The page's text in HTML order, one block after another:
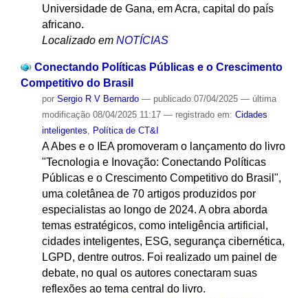
Universidade de Gana, em Acra, capital do país
africano.
Localizado em NOTÍCIAS
Conectando Políticas Públicas e o Crescimento
Competitivo do Brasil
por Sergio R V Bernardo — publicado07/04/2025 — última
modificação08/04/2025 11:17 — registrado em: Cidades
inteligentes, Política de CT&I
A Abes e o IEA promoveram o lançamento do livro
"Tecnologia e Inovação: Conectando Políticas
Públicas e o Crescimento Competitivo do Brasil",
uma coletânea de 70 artigos produzidos por
especialistas ao longo de 2024. A obra aborda
temas estratégicos, como inteligência artificial,
cidades inteligentes, ESG, segurança cibernética,
LGPD, dentre outros. Foi realizado um painel de
debate, no qual os autores conectaram suas
reflexões ao tema central do livro.